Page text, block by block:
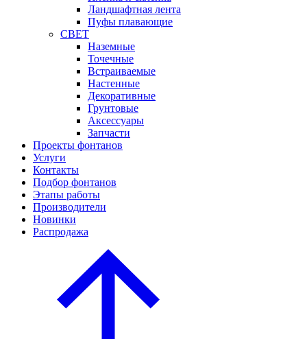
Ландшафтная лента
Пуфы плавающие
СВЕТ
Наземные
Точечные
Встраиваемые
Настенные
Декоративные
Грунтовые
Аксессуары
Запчасти
Проекты фонтанов
Услуги
Контакты
Подбор фонтанов
Этапы работы
Производители
Новинки
Распродажа